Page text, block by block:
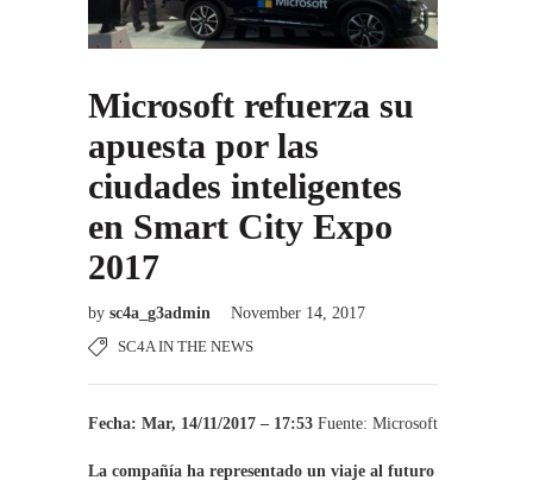
Microsoft refuerza su
apuesta por las
ciudades inteligentes
en Smart City Expo
2017
by sc4a_g3admin
November 14, 2017
SC4A IN THE NEWS
Fecha: Mar, 14/11/2017 – 17:53 Fuente: Microsoft
La compañía ha representado un viaje al futuro